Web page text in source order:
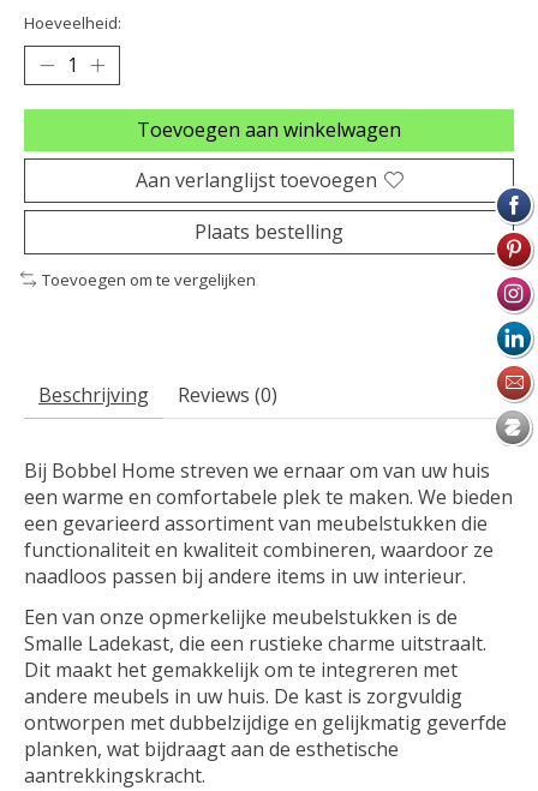
Hoeveelheid:
Toevoegen aan winkelwagen
Aan verlanglijst toevoegen
Plaats bestelling
Toevoegen om te vergelijken
Beschrijving Reviews (0)
Bij Bobbel Home streven we ernaar om van uw huis
een warme en comfortabele plek te maken. We bieden
een gevarieerd assortiment van meubelstukken die
functionaliteit en kwaliteit combineren, waardoor ze
naadloos passen bij andere items in uw interieur.
Een van onze opmerkelijke meubelstukken is de
Smalle Ladekast, die een rustieke charme uitstraalt.
Dit maakt het gemakkelijk om te integreren met
andere meubels in uw huis. De kast is zorgvuldig
ontworpen met dubbelzijdige en gelijkmatig geverfde
planken, wat bijdraagt aan de esthetische
aantrekkingskracht.